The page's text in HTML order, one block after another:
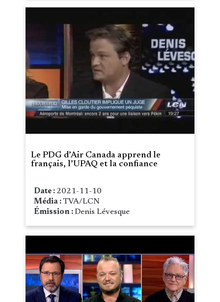
Le PDG d’Air Canada apprend le
français, l’UPAQ et la confiance
Date : 2021-11-10
Média :TVA/LCN
Émission : Denis Lévesque